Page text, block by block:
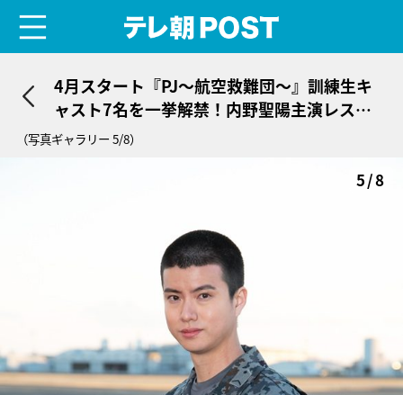
4月スタート『PJ～航空救難団～』訓練生キ
ャスト7名を一挙解禁！内野聖陽主演レスキ
ュー大作
（写真ギャラリー 5/8）
5/8